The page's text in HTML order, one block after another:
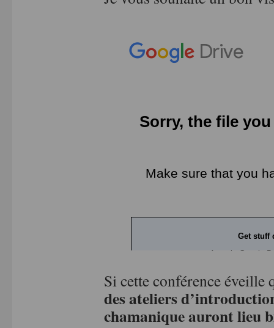
Si cette conférence éveille
des ateliers
chamanique auront lieu